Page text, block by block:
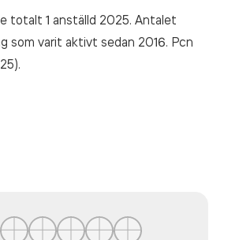
totalt 1 anställd 2025. Antalet
som varit aktivt sedan 2016. Pcn